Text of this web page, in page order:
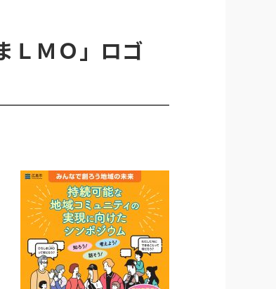
ＬＭＯ」ロゴ